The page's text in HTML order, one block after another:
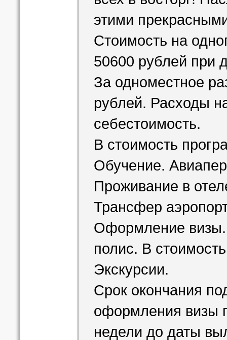
этими
Стоимость на
50600 рублей при
За одноместное
рублей. Расходы
себестоимость.
В стоимость
Обучение.
Проживание в
Трансфер
Оформление визы.
полис. В
Экскурсии.
Срок окончания
оформления визы
недели до даты